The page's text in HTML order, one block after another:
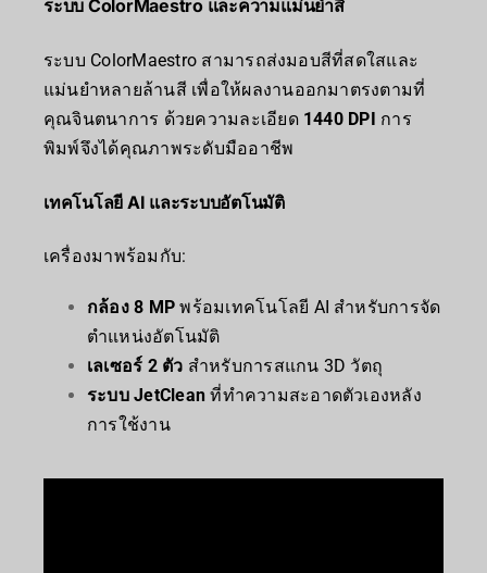
ระบบ ColorMaestro และความแม่นยำสี
ระบบ ColorMaestro สามารถส่งมอบสีที่สดใสและ
แม่นยำหลายล้านสี เพื่อให้ผลงานออกมาตรงตามที่
คุณจินตนาการ ด้วยความละเอียด 1440 DPI การ
พิมพ์จึงได้คุณภาพระดับมืออาชีพ
เทคโนโลยี AI และระบบอัตโนมัติ
เครื่องมาพร้อมกับ:
กล้อง 8 MP พร้อมเทคโนโลยี AI สำหรับการจัด
ตำแหน่งอัตโนมัติ
เลเซอร์ 2 ตัว สำหรับการสแกน 3D วัตถุ
ระบบ JetClean ที่ทำความสะอาดตัวเองหลัง
การใช้งาน